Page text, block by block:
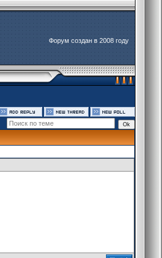
Форум создан в 2008 году